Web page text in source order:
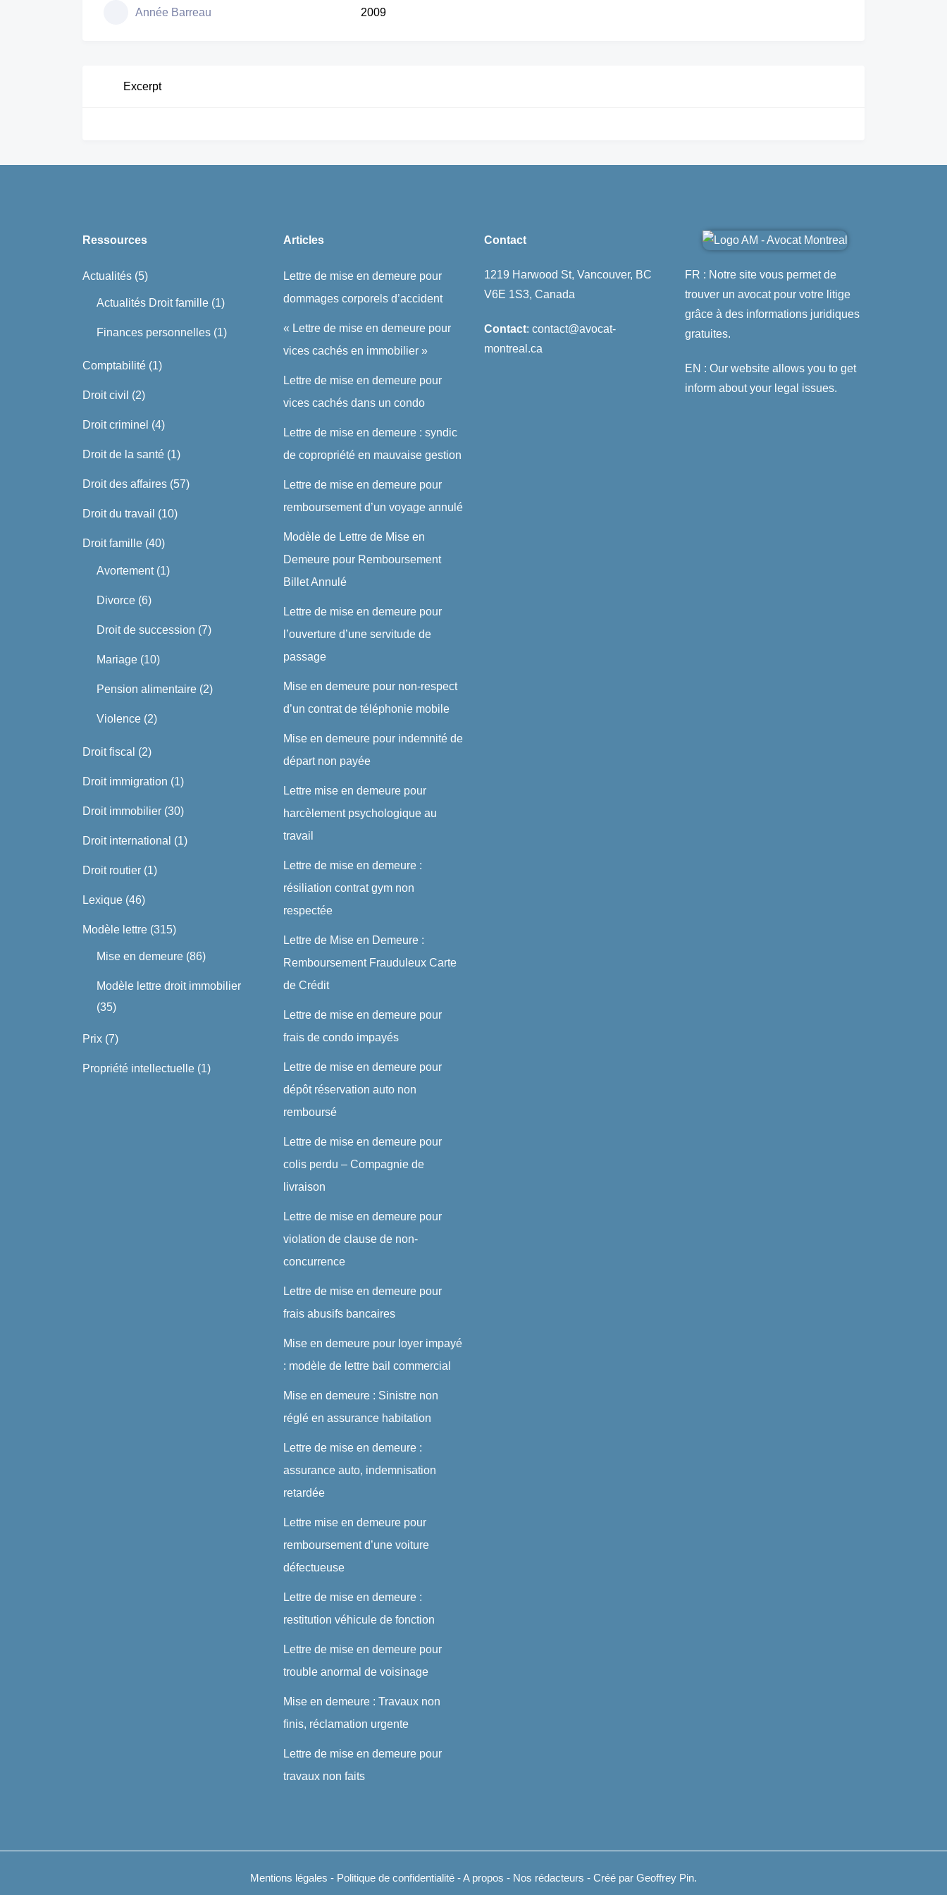
Année Barreau 2009
Excerpt
Ressources
Actualités (5)
Actualités Droit famille (1)
Finances personnelles (1)
Comptabilité (1)
Droit civil (2)
Droit criminel (4)
Droit de la santé (1)
Droit des affaires (57)
Droit du travail (10)
Droit famille (40)
Avortement(1)
Divorce (6)
Droit de succession (7)
Mariage (10)
Pension alimentaire (2)
Violence (2)
Droit fiscal (2)
Droit immigration (1)
Droit immobilier (30)
Droit international (1)
Droit routier (1)
Lexique (46)
Modèle lettre (315)
Mise en demeure (86)
Modèle lettre droit immobilier
(35)
Prix (7)
Propriété intellectuelle (1)
Articles
Lettre de mise en demeure pour
dommages corporels d’accident
« Lettre de mise en demeure pour
vices cachés en immobilier »
Lettre de mise en demeure pour
vices cachés dans un condo
Lettre de mise en demeure : syndic
de copropriété en mauvaise gestion
Lettre de mise en demeure pour
remboursement d’un voyage annulé
Modèle de Lettre de Mise en
Demeure pour Remboursement
Billet Annulé
Lettre de mise en demeure pour
l’ouverture d’une servitude de
passage
Mise en demeure pour non-respect
d’un contrat de téléphonie mobile
Mise en demeure pour indemnité de
départ non payée
Lettre mise en demeure pour
harcèlement psychologique au
travail
Lettre de mise en demeure :
résiliation contrat gym non
respectée
Lettre de Mise en Demeure :
Remboursement Frauduleux Carte
de Crédit
Lettre de mise en demeure pour
frais de condo impayés
Lettre de mise en demeure pour
dépôt réservation auto non
remboursé
Lettre de mise en demeure pour
colis perdu – Compagnie de
livraison
Lettre de mise en demeure pour
violation de clause de non-
concurrence
Lettre de mise en demeure pour
frais abusifs bancaires
Mise en demeure pour loyer impayé
: modèle de lettre bail commercial
Mise en demeure : Sinistre non
réglé en assurance habitation
Lettre de mise en demeure :
assurance auto, indemnisation
retardée
Lettre mise en demeure pour
remboursement d’une voiture
défectueuse
Lettre de mise en demeure :
restitution véhicule de fonction
Lettre de mise en demeure pour
trouble anormal de voisinage
Mise en demeure : Travaux non
finis, réclamation urgente
Lettre de mise en demeure pour
travaux non faits
Contact
1219 Harwood St, Vancouver, BC
V6E 1S3, Canada
Contact: contact@avocat-
montreal.ca
FR : Notre site vous permet de
trouver un avocat pour votre litige
grâce à des informations juridiques
gratuites.
EN : Our website allows you to get
inform about your legal issues.
Mentions légales - Politique de confidentialité -A propos - Nos rédacteurs - Créé par Geoffrey Pin.